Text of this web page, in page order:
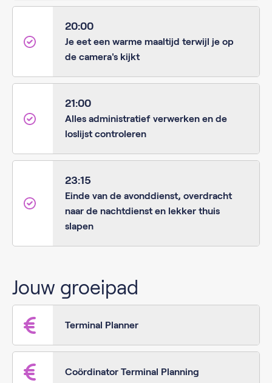
20:00
Je eet een warme maaltijd terwijl je op
de camera's kijkt
21:00
Alles administratief verwerken en de
loslijst controleren
23:15
Einde van de avonddienst, overdracht
naar de nachtdienst en lekker thuis
slapen
Jouw groeipad
Terminal Planner
Coördinator Terminal Planning